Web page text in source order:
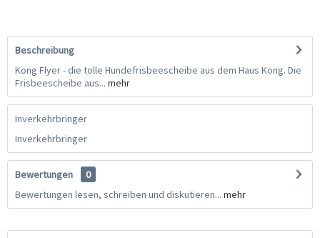
Beschreibung
Kong Flyer - die tolle Hundefrisbeescheibe aus dem Haus Kong. Die
Frisbeescheibe aus... mehr
Inverkehrbringer
Inverkehrbringer
Bewertungen
0
Bewertungen lesen, schreiben und diskutieren... mehr